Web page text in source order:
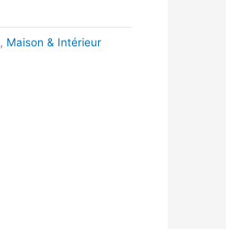
, Maison & Intérieur